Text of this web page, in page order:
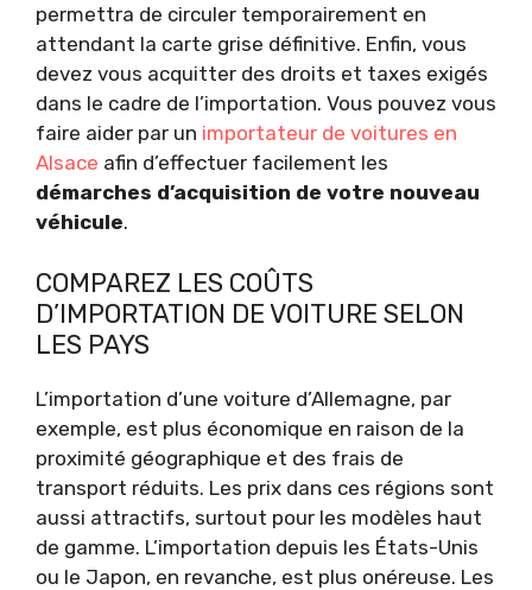
permettra de circuler temporairement en
attendant la carte grise définitive. Enfin, vous
devez vous acquitter des droits et taxes exigés
dans le cadre de l’importation. Vous pouvez vous
faire aider par un importateur de voitures en
Alsace afin d’effectuer facilement les
démarches d’acquisition de votre nouveau
véhicule.
COMPAREZ LES COÛTS
D’IMPORTATION DE VOITURE SELON
LES PAYS
L’importation d’une voiture d’Allemagne, par
exemple, est plus économique en raison de la
proximité géographique et des frais de
transport réduits. Les prix dans ces régions sont
aussi attractifs, surtout pour les modèles haut
de gamme. L’importation depuis les États-Unis
ou le Japon, en revanche, est plus onéreuse. Les